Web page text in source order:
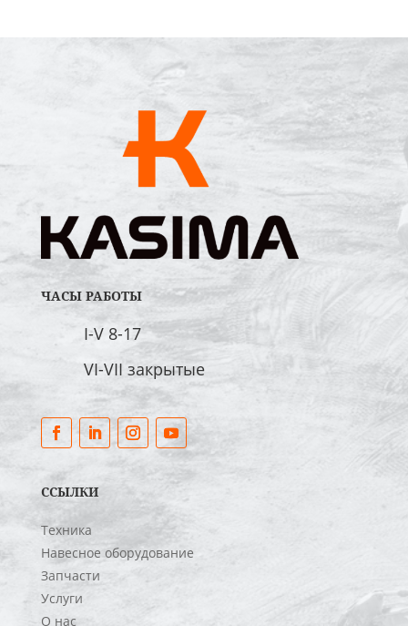
ЧАСЫ РАБОТЫ
I-V 8-17
VI-VII закрытые
ССЫЛКИ
Техника
Навесное оборудование
Запчасти
Услуги
О нас